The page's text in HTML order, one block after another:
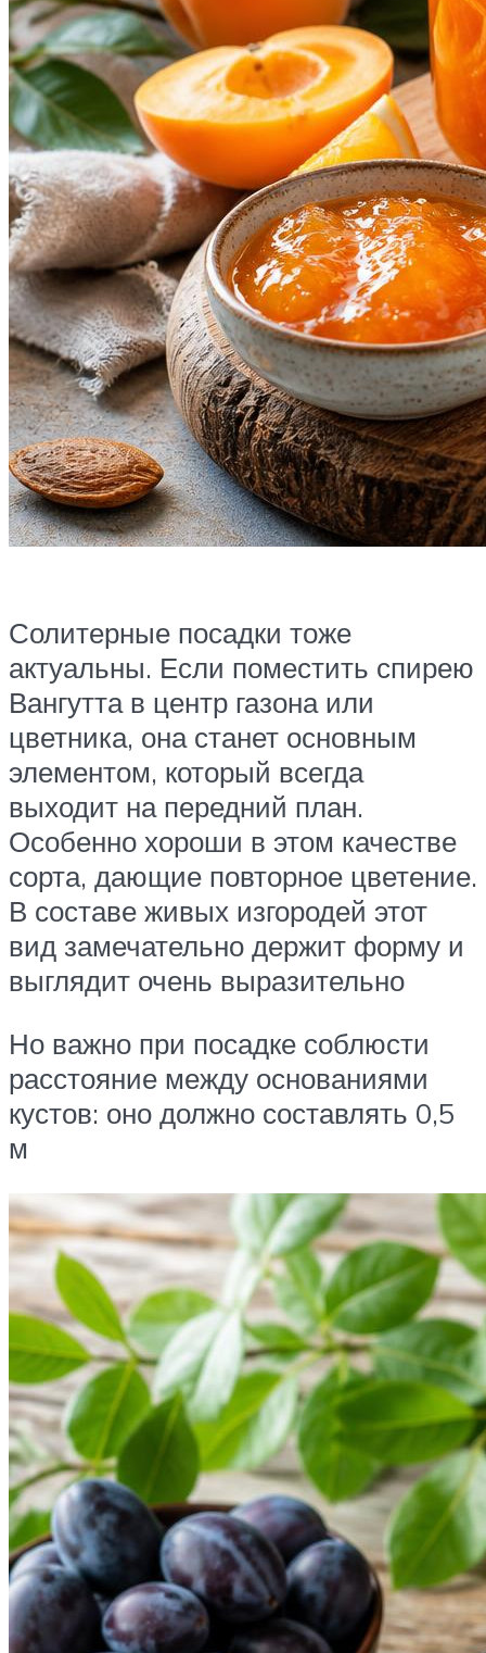
Солитерные посадки тоже
актуальны. Если поместить спирею
Вангутта в центр газона или
цветника, она станет основным
элементом, который всегда
выходит на передний план.
Особенно хороши в этом качестве
сорта, дающие повторное цветение.
В составе живых изгородей этот
вид замечательно держит форму и
выглядит очень выразительно
Но важно при посадке соблюсти
расстояние между основаниями
кустов: оно должно составлять 0,5
м